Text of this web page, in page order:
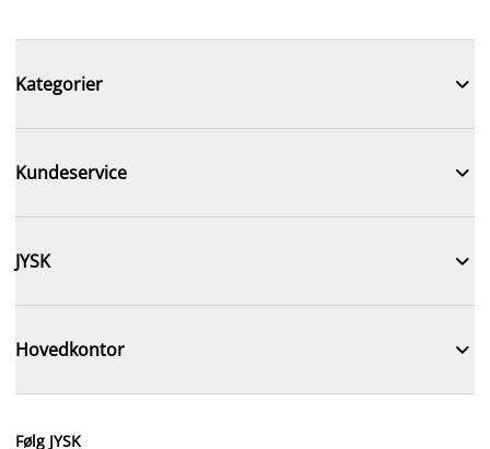
Kategorier 
Kundeservice 
JYSK 
Hovedkontor 
Følg JYSK